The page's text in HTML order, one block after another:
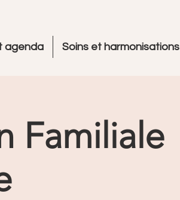
agenda Soins et harmonisations
Familiale